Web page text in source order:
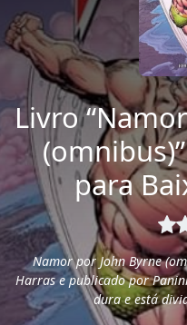
Livro
para
Namor por John Byrne
Harras e publicado por
dura e está